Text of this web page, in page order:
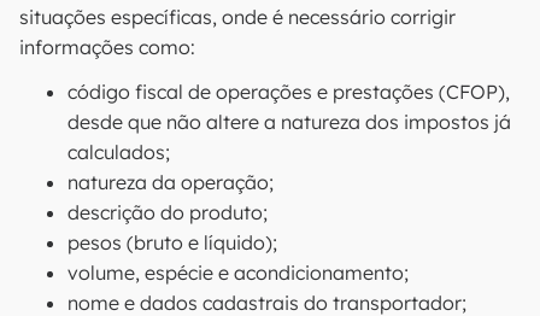
situações específicas, onde é necessário corrigir
informações como:
código fiscal de operações e prestações (CFOP),
desde que não altere a natureza dos impostos já
calculados;
natureza da operação;
descrição do produto;
pesos (bruto e líquido);
volume, espécie e acondicionamento;
nome e dados cadastrais do transportador;